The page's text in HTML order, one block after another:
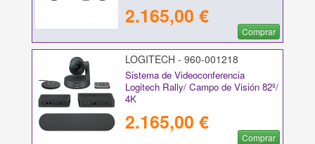
2.165,00 €
Comprar
LOGITECH - 960-001218
Sistema de Videoconferencia
Logitech Rally/ Campo de Visión 82º/
4K
2.165,00 €
Comprar